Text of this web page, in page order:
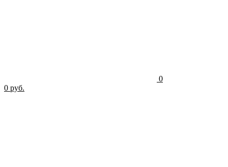
0
0 руб.